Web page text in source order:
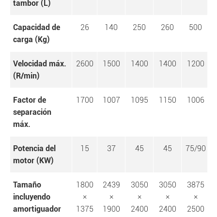
tambor (L)
Capacidad de
carga (Kg)
26 140 250 260 500
Velocidad máx.
(R/min)
2600 1500 1400 1400 1200
Factor de
separación
máx.
1700 1007 1095 1150 1006
Potencia del
motor (KW)
15 37 45 45 75/90
Tamaño
incluyendo
amortiguador
1800
×
1375
2439
×
1900
3050
×
2400
3050
×
2400
3875
×
2500